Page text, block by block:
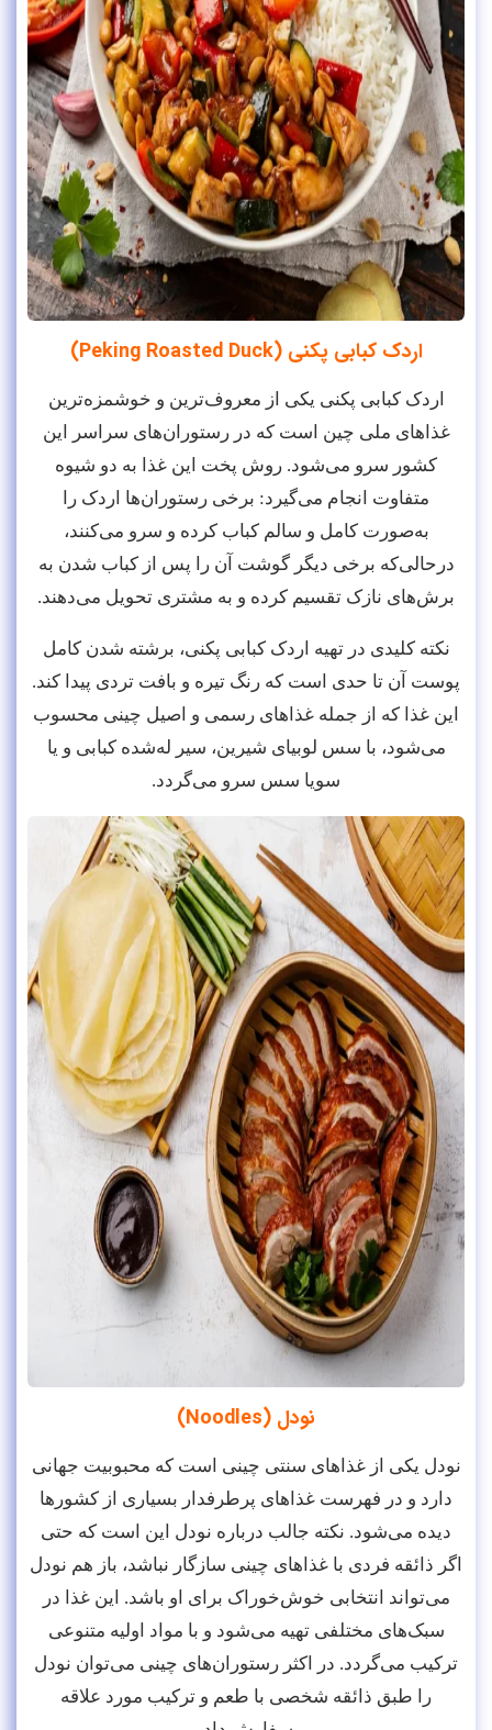
اردک کبابی پکنی (Peking Roasted Duck)
اردک کبابی پکنی یکی از معروف‌ترین و خوشمزه‌ترین
غذاهای ملی چین است که در رستوران‌های سراسر این
کشور سرو می‌شود. روش پخت این غذا به دو شیوه
متفاوت انجام می‌گیرد: برخی رستوران‌ها اردک را
به‌صورت کامل و سالم کباب کرده و سرو می‌کنند،
درحالی‌که برخی دیگر گوشت آن را پس از کباب شدن به
برش‌های نازک تقسیم کرده و به مشتری تحویل می‌دهند.
نکته کلیدی در تهیه اردک کبابی پکنی، برشته‌ شدن کامل
پوست آن تا حدی است که رنگ تیره و بافت تردی پیدا کند.
این غذا که از جمله غذاهای رسمی و اصیل چینی محسوب
می‌شود، با سس لوبیای شیرین، سیر له‌شده کبابی و یا
سویا سس سرو می‌گردد.
نودل (Noodles)
نودل یکی از غذاهای سنتی چینی است که محبوبیت جهانی
دارد و در فهرست غذاهای پرطرفدار بسیاری از کشورها
دیده می‌شود. نکته جالب درباره نودل این است که حتی
اگر ذائقه فردی با غذاهای چینی سازگار نباشد، باز هم نودل
می‌تواند انتخابی خوش‌خوراک برای او باشد. این غذا در
سبک‌های مختلفی تهیه می‌شود و با مواد اولیه متنوعی
ترکیب می‌گردد. در اکثر رستوران‌های چینی می‌توان نودل
را طبق ذائقه شخصی با طعم و ترکیب مورد علاقه